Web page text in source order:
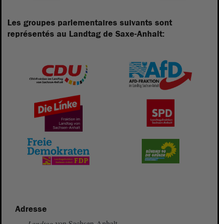
Les groupes parlementaires suivants sont
représentés au Landtag de Saxe-Anhalt:
Adresse